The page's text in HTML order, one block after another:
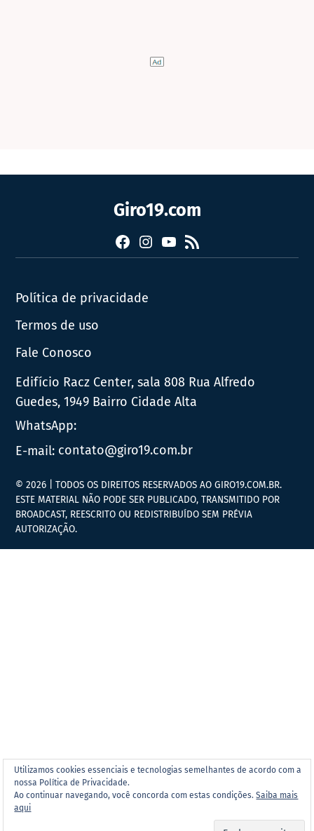
Giro19.com
FacebookInstagram
YouTube
RSS
Política de privacidade
Termos de uso
Fale Conosco
Edifício Racz Center, sala 808 Rua Alfredo
Guedes, 1949 Bairro Cidade Alta
WhatsApp:
E-mail: contato@giro19.com.br
Utilizamos cookies essenciais e tecnologias semelhantes de acordo com a
nossa Política de Privacidade.
Ao continuar navegando, você concorda com estas condições.Saiba mais
aqui
© 2026 | TODOS OS DIREITOS RESERVADOS AO GIRO19.COM.BR.
ESTE MATERIAL NÃO PODE SER PUBLICADO, TRANSMITIDO POR
BROADCAST, REESCRITO OU REDISTRIBUÍDO SEM PRÉVIA
AUTORIZAÇÃO.